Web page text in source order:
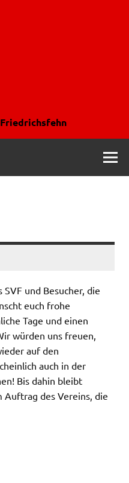
und Besucher, die
euch frohe
Tage und einen
würden uns freuen,
auf den
auch in der
Bis dahin bleibt
des Vereins, die